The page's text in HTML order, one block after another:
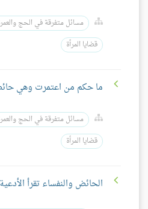
مسائل متفرقة في الحج
قضايا المرأة
ما حكم من اعتمرت وهي
مسائل متفرقة في الحج
قضايا المرأة
الحائض والنفساء تقرأ